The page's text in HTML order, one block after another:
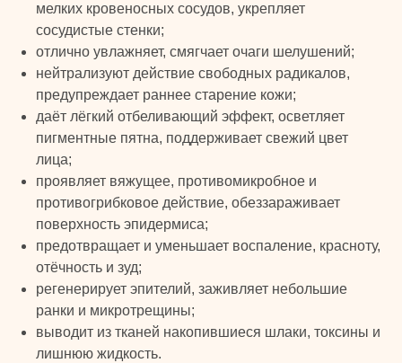
мелких кровеносных сосудов, укрепляет
сосудистые стенки;
отлично увлажняет, смягчает очаги шелушений;
нейтрализуют действие свободных радикалов,
предупреждает раннее старение кожи;
даёт лёгкий отбеливающий эффект, осветляет
пигментные пятна, поддерживает свежий цвет
лица;
проявляет вяжущее, противомикробное и
противогрибковое действие, обеззараживает
поверхность эпидермиса;
предотвращает и уменьшает воспаление, красноту,
отёчность и зуд;
регенерирует эпителий, заживляет небольшие
ранки и микротрещины;
выводит из тканей накопившиеся шлаки, токсины и
лишнюю жидкость.